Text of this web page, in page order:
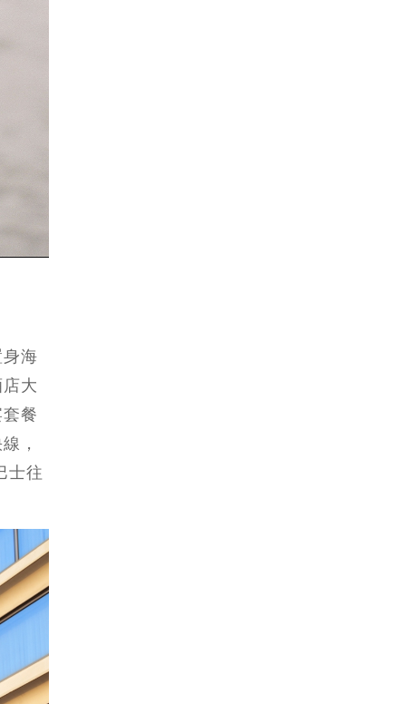
海
大
餐
，
士往